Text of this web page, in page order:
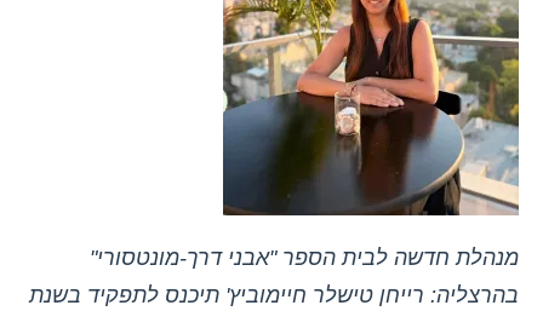
מנהלת חדשה לבית הספר "אבני דרך-מונטסורי"
בהרצליה: רייחן טישלר חיימוביץ' תיכנס לתפקיד בשנת